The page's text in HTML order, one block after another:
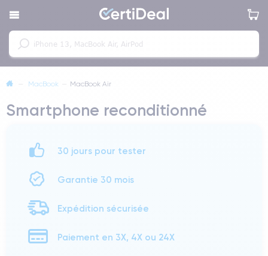
— MacBook — MacBook Air
Smartphone reconditionné
30 jours pour tester
Garantie 30 mois
Expédition sécurisée
Paiement en 3X, 4X ou 24X